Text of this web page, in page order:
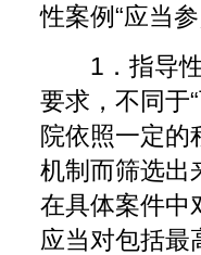
性案例“应当
1．指导性
要求，不同于
院依照一定的
机制而筛选出
在具体案件中
应当对包括最